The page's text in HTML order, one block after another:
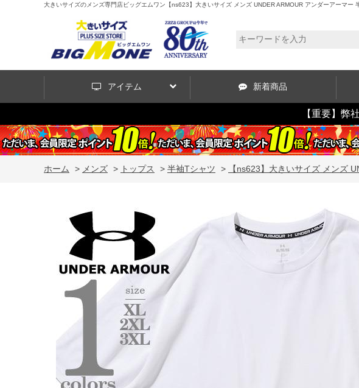
大きいサイズのメンズ専門店ビッグエムワン【ns623】大きいサイズ メンズ UNDER ARMOUR アンダーアーマー
アイテム 新着商品
【重要】弊
ホーム > メンズ > トップス > 半袖Tシャツ > 【ns623】大きいサイズ メンズ